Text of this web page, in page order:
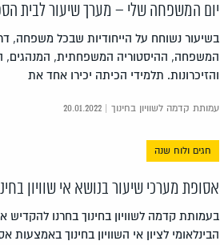
יום המשפחה שלי – מערך שיעור לבית
בשיעור נשוחח על הייחודיות שבכל משפחה,
המשפחה, ההיסטוריה המשפחתית, המנהגים,
והזיכרונות. תלמידי הכיתה יכירו אחד את
עמותת קדמה לשוויון בחינוך | 20.01.2022
חגים ולוח שנה
אסופת מערכי שיעור בנושא אי שוויון בחינוך
בעמותת קדמה לשוויון בחינוך בחרנו להקדיש
הבינלאומי לציון אי השוויון בחינוך באמצעות